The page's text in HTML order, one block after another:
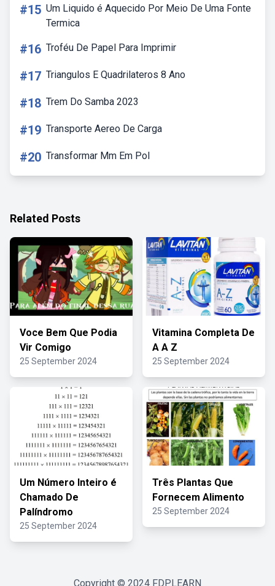
#15 Um Liquido é Aquecido Por Meio De Uma Fonte
Termica
#16 Troféu De Papel Para Imprimir
#17 Triangulos E Quadrilateros 8 Ano
#18 Trem Do Samba 2023
#19 Transporte Aereo De Carga
#20 Transformar Mm Em Pol
Related Posts
Voce Bem Que Podia
Vir Comigo
25 September 2024
Vitamina Completa De
A A Z
25 September 2024
Um Número Inteiro é
Chamado De
Palíndromo
25 September 2024
Três Plantas Que
Fornecem Alimento
25 September 2024
Copyright © 2024 FDPLEARN